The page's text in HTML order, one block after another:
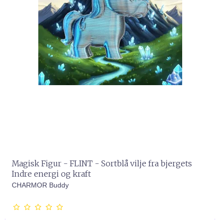
Magisk Figur - FLINT - Sortblå vilje fra bjergets
Indre energi og kraft
CHARMOR Buddy